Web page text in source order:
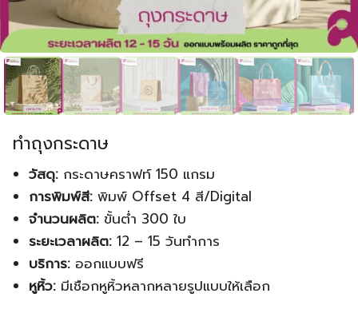
ทำถุงกระดาษ
วัสดุ: กระดาษคราฟท์ 150 แกรม
การพิมพ์สี: พิมพ์ Offset 4 สี/Digital
จำนวนผลิต: ขั้นต่ำ 300 ใบ
ระยะเวลาผลิต: 12 – 15 วันทำการ
บริการ: ออกแบบฟรี
หูหิ้ว: มีเชือกหูหิ้วหลากหลายรูปแบบให้เลือก